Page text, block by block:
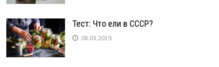
Тест: Что ели в СССР?
08.03.2019